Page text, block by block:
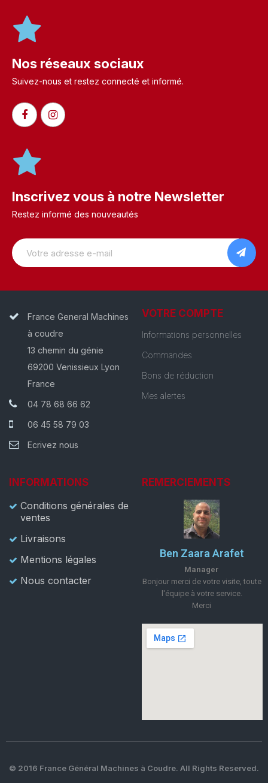
Nos réseaux sociaux
Suivez-nous et restez connecté et informé.​
Inscrivez vous à notre Newsletter
Restez informé des nouveautés
France General Machines
à coudre
13 chemin du génie
69200 Venissieux Lyon
France
04 78 68 66 62
06 45 58 79 03
Ecrivez nous
VOTRE COMPTE
Informations personnelles
Commandes
Bons de réduction
Mes alertes
INFORMATIONS
Conditions générales de
ventes
Livraisons
Mentions légales
Nous contacter
REMERCIEMENTS
Ben Zaara Arafet
Manager
Bonjour merci de votre visite, toute
l'équipe à votre service.
Merci
© 2016 France Général Machines à Coudre. All Rights Reserved.